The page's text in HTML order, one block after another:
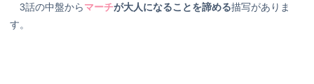
3話の中盤からマーチが大人になることを諦める描写がありま
す。